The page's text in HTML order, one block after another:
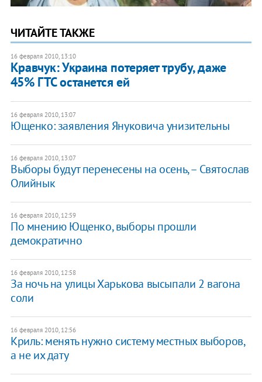
ЧИТАЙТЕ ТАКЖЕ
16 февраля 2010, 13:10
Кравчук: Украина потеряет трубу, даже
45% ГТС останется ей
16 февраля 2010, 13:07
Ющенко: заявления Януковича унизительны
16 февраля 2010, 13:07
Выборы будут перенесены на осень, – Святослав
Олийнык
16 февраля 2010, 12:59
По мнению Ющенко, выборы прошли
демократично
16 февраля 2010, 12:58
За ночь на улицы Харькова высыпали 2 вагона
соли
16 февраля 2010, 12:56
Криль: менять нужно систему местных выборов,
а не их дату